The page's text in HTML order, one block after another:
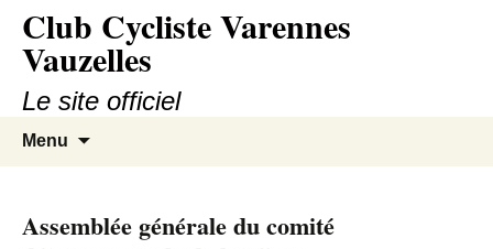
contenu
Club Cycliste Varennes
Vauzelles
Le site officiel
Menu
Assemblée générale du comité